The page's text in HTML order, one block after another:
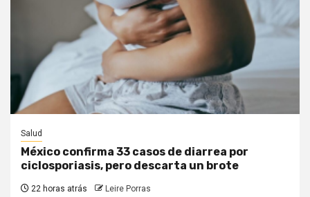
Salud
México confirma 33 casos de diarrea por
ciclosporiasis, pero descarta un brote
22 horas atrás Leire Porras